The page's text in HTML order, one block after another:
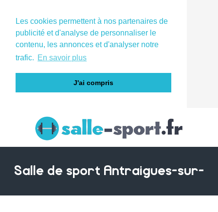
Les cookies permettent à nos partenaires de
publicité et d'analyse de personnaliser le
contenu, les annonces et d'analyser notre
trafic. En savoir plus
J'ai compris
Salle de sport Antraigues-sur-